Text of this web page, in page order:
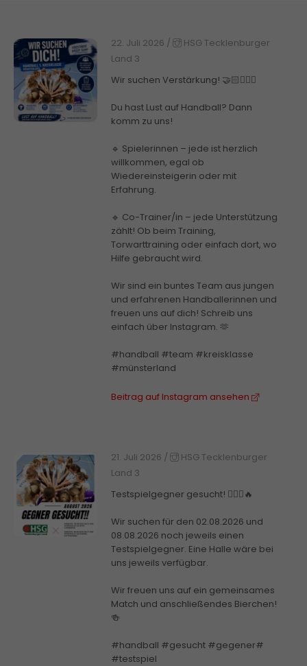
22. Juli 2026 /
HSG Tecklenburger
Land 3
Wir suchen Verstärkung! 🤝🏻🤾🏼‍♀️
Du hast Lust auf Handball? Dann
komm zu uns!
🔹 Spielerinnen – jede ist herzlich
willkommen, egal ob
Wiedereinsteigerin oder mit
Erfahrung.
🔹 Co-Trainer/in – jede Unterstützung
zählt! Ob beim Training,
Torwarttraining oder einfach dort, wo
Hilfe gebraucht wird.
Wir sind ein buntes Team aus jungen
und erfahrenen Handballerinnen und
freuen uns auf dich! Schreib uns
einfach über Instagram. 🫶
#handball #team #kreisklasse
#münsterland
Beitrag auf Instagram ansehen
21. Juli 2026 /
HSG Tecklenburger
Land 3
Testspielgegner gesucht! 🤾🏼‍♀️🔥
Wir suchen für den 02.08.2026 und
08.08.2026 noch jeweils einen
Testspielgegner. Eine Halle wäre bei
uns jeweils verfügbar.
Wir freuen uns auf ein gemeinsames
Match und anschließendes Bierchen!
🍻
#handball #gesucht #gegener#
#testspiel